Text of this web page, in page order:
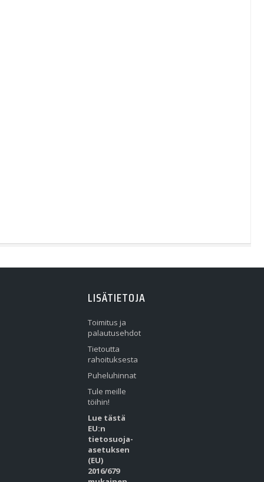
LISÄTIETOJA
Toimitus ja
palautusehdot
Tietoutta
rahoituksesta
Puheluhinnat
Tule meille
töihin!
Lue tästä
EU:n
tietosuoja-
asetuksen
(EU)
2016/679